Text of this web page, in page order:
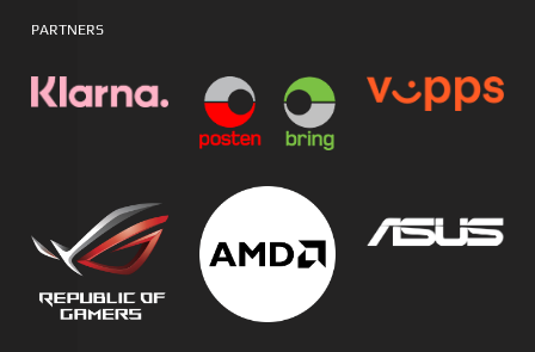
PARTNERS